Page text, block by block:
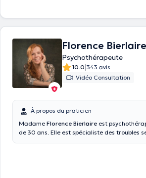
Florence Bierlaire
Psychothérapeute
10.0|343 avis
Vidéo Consultation
À propos du praticien
Madame Florence Bierlaire est
de 30 ans. Elle est spécialiste des troubles